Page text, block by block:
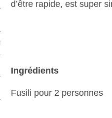
& FRUITS DE MER
d’être rapide, est super
Ingrédients
Fusili pour 2 personnes